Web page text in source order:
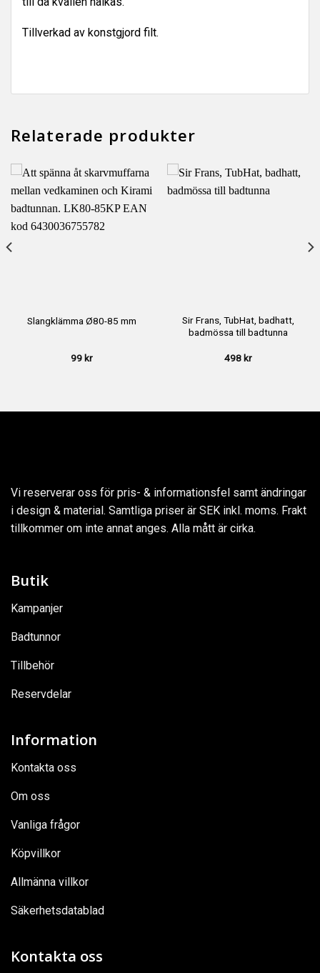
Tillverkad av konstgjord filt.
Relaterade produkter
Slangklämma Ø80-85 mm
99 kr
Sir Frans, TubHat, badhatt,
badmössa till badtunna
498 kr
Vi reserverar oss för pris- & informationsfel samt ändringar
i design & material. Samtliga priser är SEK inkl. moms. Frakt
tillkommer om inte annat anges. Alla mått är cirka.
Butik
Kampanjer
Badtunnor
Tillbehör
Reservdelar
Information
Kontakta oss
Om oss
Vanliga frågor
Köpvillkor
Allmänna villkor
Säkerhetsdatablad
Kontakta oss